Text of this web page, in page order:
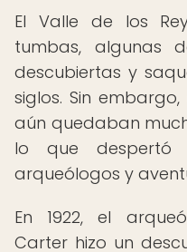
El Valle de los
tumbas, algunas
descubiertas y
siglos. Sin
aún quedaban
lo que despertó
arqueólogos y
En 1922, el
Carter hizo un